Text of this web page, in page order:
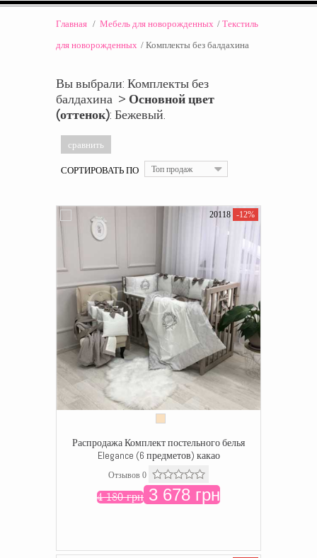
Главная / Мебель для новорожденных / Текстиль
для новорожденных / Комплекты без балдахина
Вы выбрали: Комплекты без
балдахина > Основной цвет
(оттенок): Бежевый.
СОРТИРОВАТЬ ПО Топ продаж
20118 -12%
Распродажа Комплект постельного белья
Elegance (6 предметов) какао
Отзывов 0
4 180 грн 3 678 грн